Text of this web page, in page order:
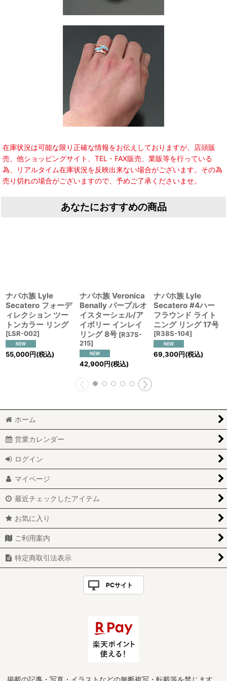
在庫状況は可能な限り正確な情報をお伝えしておりますが、店頭販
売、他ショッピングサイト、TEL・FAX販売、業販等を行っている
為、リアルタイム在庫状況を反映出来ない場合がございます。その為
売り切れの場合がございますので、予めご了承くださいませ。
あなたにおすすめの商品
ナバホ族 Lyle
Secatero フォーデ
ィレクション ツー
トンカラー リング
[LSR-002]
55,000円(税込)
ナバホ族 Veronica
Benally パープルオ
イスターシェル/ア
イボリー インレイ
リング 8号 [R37S-
215]
42,900円(税込)
ナバホ族 Lyle
Secatero #4ハー
フラウンド ライト
ニング リング 17号
[R38S-104]
69,300円(税込)
ホーム
営業カレンダー
ログイン
マイページ
最近チェックしたアイテム
お気に入り
ご利用案内
特定商取引法表示
PCサイト
掲載の記事・写真・イラストなどの無断複写・転載等を禁じます。